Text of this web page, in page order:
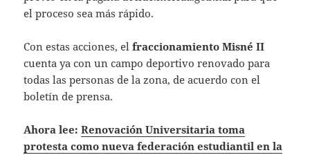
el proceso sea más rápido.
Con estas acciones, elfraccionamiento Misné II
cuenta ya con un campo deportivo renovado para
todas las personas de la zona, de acuerdo con el
boletín de prensa.
Ahora lee:Renovación Universitaria toma
protesta como nueva federación estudiantil en la